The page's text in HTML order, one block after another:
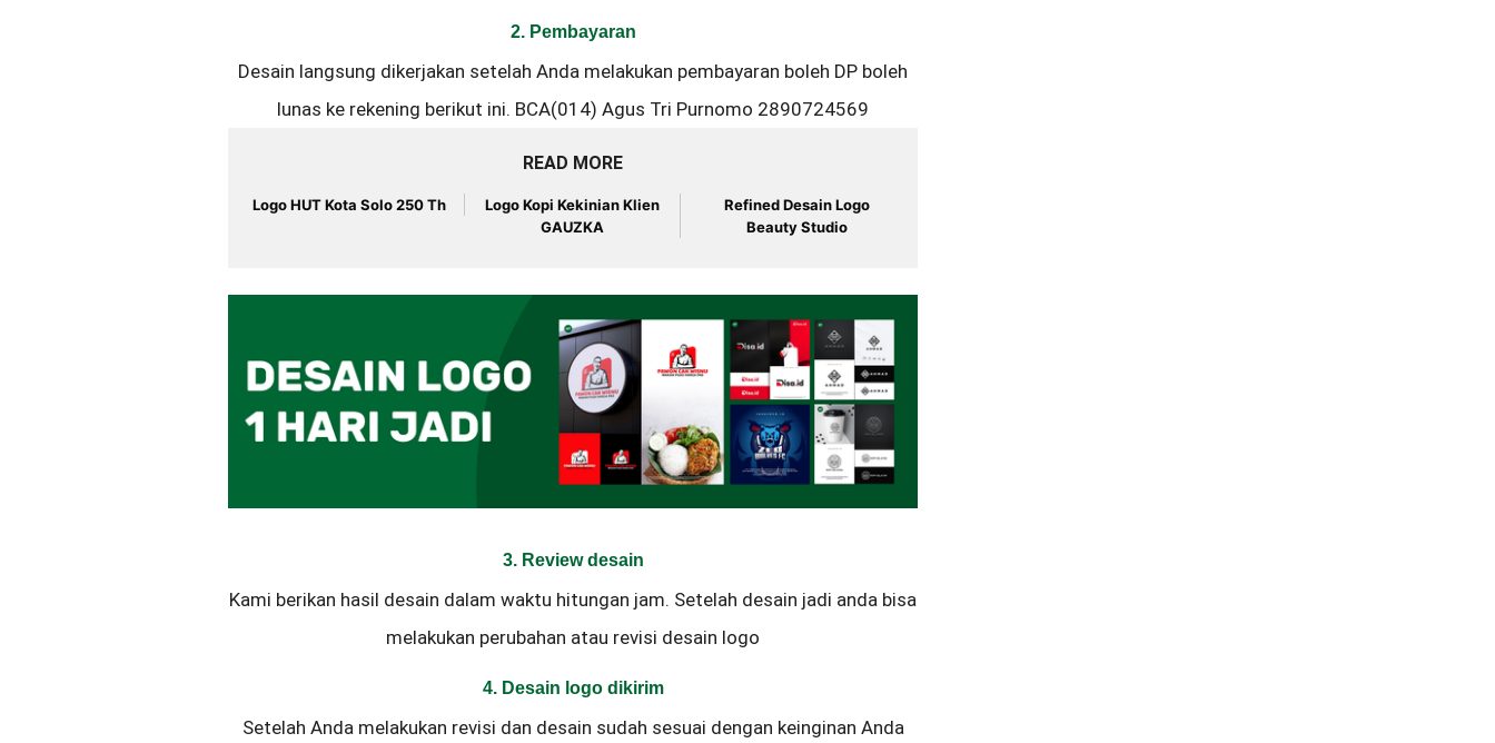
2. Pembayaran
Desain langsung dikerjakan setelah Anda melakukan pembayaran boleh DP boleh
lunas ke rekening berikut ini. BCA(014) Agus Tri Purnomo 2890724569
READ MORE
Logo HUT Kota Solo 250 Th
Logo Kopi Kekinian Klien
GAUZKA
Refined Desain Logo
Beauty Studio
3. Review desain
Kami berikan hasil desain dalam waktu hitungan jam. Setelah desain jadi anda bisa
melakukan perubahan atau revisi desain logo
4. Desain logo dikirim
Setelah Anda melakukan revisi dan desain sudah sesuai dengan keinginan Anda